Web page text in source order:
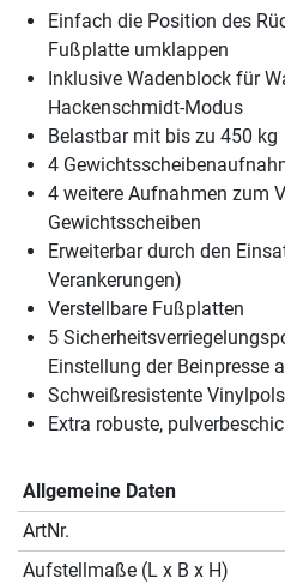
Einfach die Position des
Fußplatte umklappen
Inklusive Wadenblock für
Hackenschmidt-Modus
Belastbar mit bis zu 450 kg
4
4 weitere Aufnahmen zum
Gewichtsscheiben
Erweiterbar durch den
Verankerungen)
Verstellbare Fußplatten
5
Einstellung der Beinpresse
Schweißresistente
Extra robuste,
Allgemeine Daten
ArtNr.
Aufstellmaße (L x B x H)